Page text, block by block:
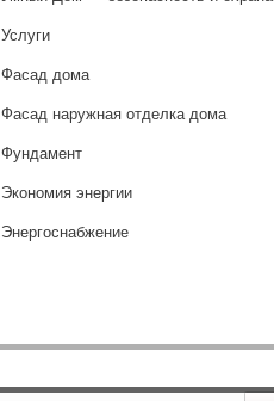
Услуги
Фасад дома
Фасад наружная отделка дома
Фундамент
Экономия энергии
Энергоснабжение